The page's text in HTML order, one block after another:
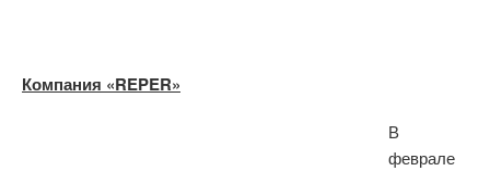
Компания «REPER»
В
феврале